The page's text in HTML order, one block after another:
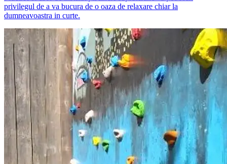
privilegul de a va bucura de o oaza de relaxare chiar la
dumneavoastra in curte.